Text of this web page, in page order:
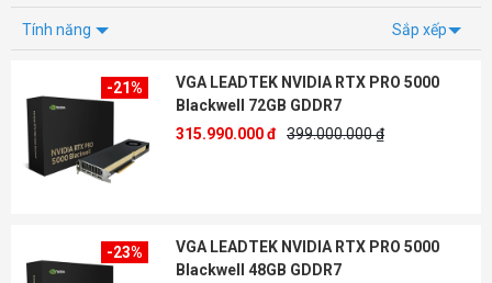
Tính năng Sắp xếp
-21%
VGA LEADTEK NVIDIA RTX PRO 5000
Blackwell 72GB GDDR7
315.990.000 đ 399.000.000 ₫
-23%
VGA LEADTEK NVIDIA RTX PRO 5000
Blackwell 48GB GDDR7